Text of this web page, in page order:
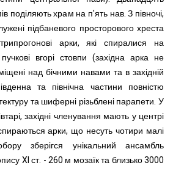
поділяють храм на п'ять нав. З півночі,
підбаневого просторового хреста
арки, які спиралися на
вгорі стовпи (західна арка не
над бічними навами та в західній
та північна частини повністю
та шиферні різьблені парапети. У
західні членування мають у центрі
арки, що несуть чотири малі
зберігся унікальний ансамбль
XI ст. - 260 м мозаїк та близько 3000